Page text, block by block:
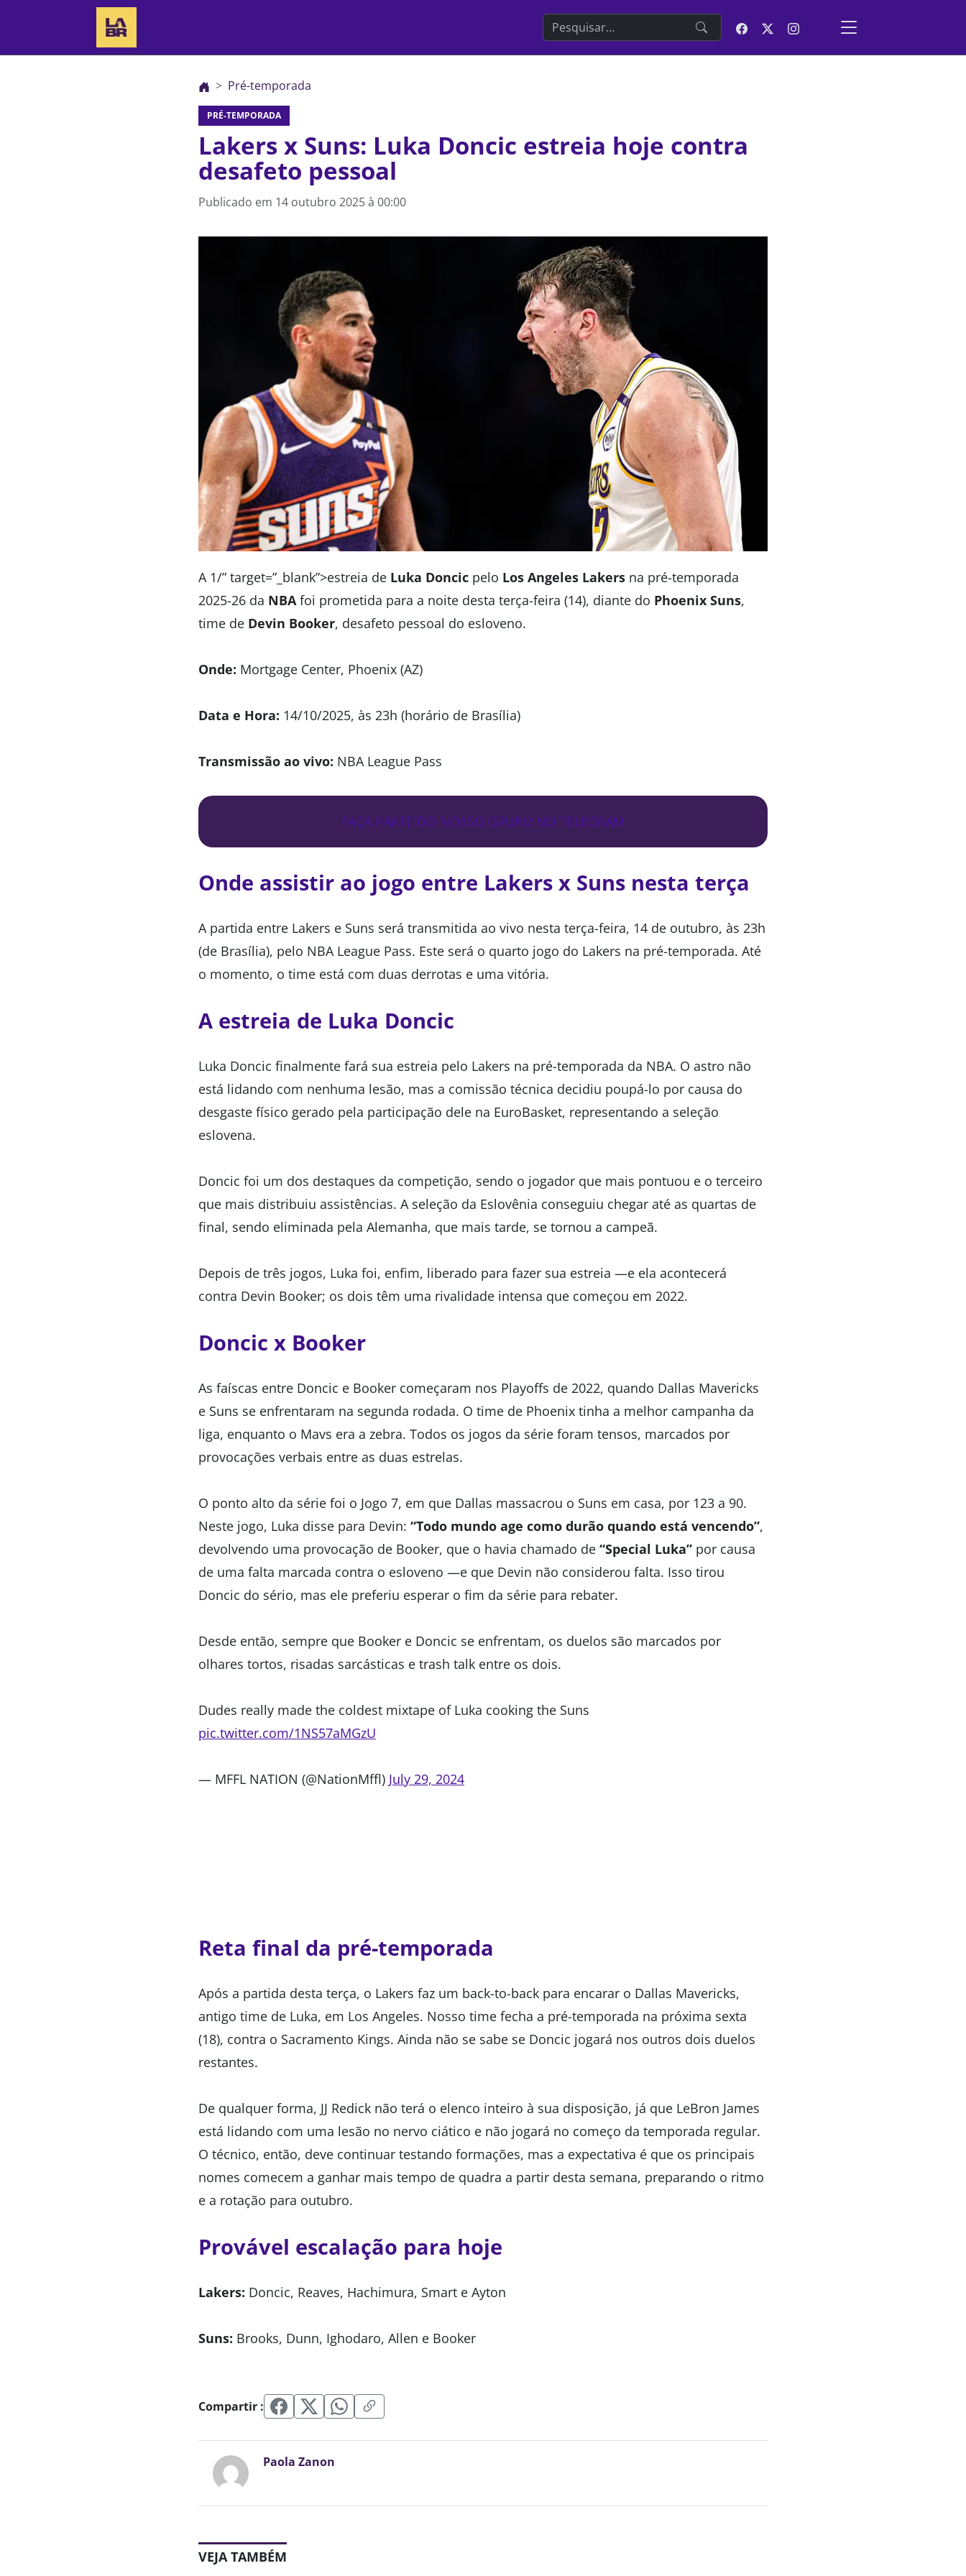
Search the website
Pré-temporada
PRÉ-TEMPORADA
Lakers x Suns: Luka Doncic estreia hoje contra
desafeto pessoal
Publicado em 14 outubro 2025 à 00:00
A 1/” target=”_blank”>estreia de Luka Doncic pelo Los Angeles Lakers na pré-temporada
2025-26 da NBA foi prometida para a noite desta terça-feira (14), diante do Phoenix Suns,
time de Devin Booker, desafeto pessoal do esloveno.
Onde: Mortgage Center, Phoenix (AZ)
Data e Hora: 14/10/2025, às 23h (horário de Brasília)
Transmissão ao vivo: NBA League Pass
FAÇA PARTE DO NOSSO GRUPO NO TELEGRAM
Onde assistir ao jogo entre Lakers x Suns nesta terça
A partida entre Lakers e Suns será transmitida ao vivo nesta terça-feira, 14 de outubro, às 23h
(de Brasília), pelo NBA League Pass. Este será o quarto jogo do Lakers na pré-temporada. Até
o momento, o time está com duas derrotas e uma vitória.
A estreia de Luka Doncic
Luka Doncic finalmente fará sua estreia pelo Lakers na pré-temporada da NBA. O astro não
está lidando com nenhuma lesão, mas a comissão técnica decidiu poupá-lo por causa do
desgaste físico gerado pela participação dele na EuroBasket, representando a seleção
eslovena.
Doncic foi um dos destaques da competição, sendo o jogador que mais pontuou e o terceiro
que mais distribuiu assistências. A seleção da Eslovênia conseguiu chegar até as quartas de
final, sendo eliminada pela Alemanha, que mais tarde, se tornou a campeã.
Depois de três jogos, Luka foi, enfim, liberado para fazer sua estreia —e ela acontecerá
contra Devin Booker; os dois têm uma rivalidade intensa que começou em 2022.
Doncic x Booker
As faíscas entre Doncic e Booker começaram nos Playoffs de 2022, quando Dallas Mavericks
e Suns se enfrentaram na segunda rodada. O time de Phoenix tinha a melhor campanha da
liga, enquanto o Mavs era a zebra. Todos os jogos da série foram tensos, marcados por
provocações verbais entre as duas estrelas.
O ponto alto da série foi o Jogo 7, em que Dallas massacrou o Suns em casa, por 123 a 90.
Neste jogo, Luka disse para Devin: “Todo mundo age como durão quando está vencendo”,
devolvendo uma provocação de Booker, que o havia chamado de “Special Luka” por causa
de uma falta marcada contra o esloveno —e que Devin não considerou falta. Isso tirou
Doncic do sério, mas ele preferiu esperar o fim da série para rebater.
Desde então, sempre que Booker e Doncic se enfrentam, os duelos são marcados por
olhares tortos, risadas sarcásticas e trash talk entre os dois.
Dudes really made the coldest mixtape of Luka cooking the Suns
pic.twitter.com/1NS57aMGzU
— MFFL NATION (@NationMffl) July 29, 2024
Reta final da pré-temporada
Após a partida desta terça, o Lakers faz um back-to-back para encarar o Dallas Mavericks,
antigo time de Luka, em Los Angeles. Nosso time fecha a pré-temporada na próxima sexta
(18), contra o Sacramento Kings. Ainda não se sabe se Doncic jogará nos outros dois duelos
restantes.
De qualquer forma, JJ Redick não terá o elenco inteiro à sua disposição, já que LeBron James
está lidando com uma lesão no nervo ciático e não jogará no começo da temporada regular.
O técnico, então, deve continuar testando formações, mas a expectativa é que os principais
nomes comecem a ganhar mais tempo de quadra a partir desta semana, preparando o ritmo
e a rotação para outubro.
Provável escalação para hoje
Lakers: Doncic, Reaves, Hachimura, Smart e Ayton
Suns: Brooks, Dunn, Ighodaro, Allen e Booker
Compartir :
Paola Zanon
VEJA TAMBÉM